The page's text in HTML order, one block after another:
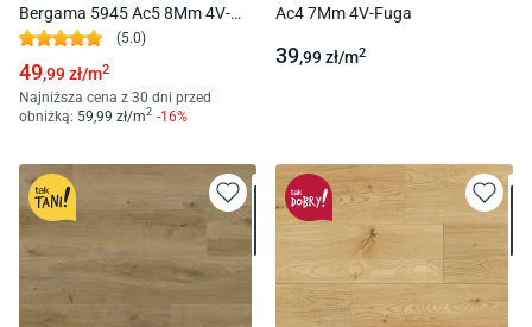
Bergama 5945 Ac5 8Mm 4V-
Fuga
(5.0)
49,99zł/m2
Najniższa cena z 30 dni przed
obniżką: 59,99 zł/m2 -16%
Ac4 7Mm 4V-Fuga
39,99zł/m2